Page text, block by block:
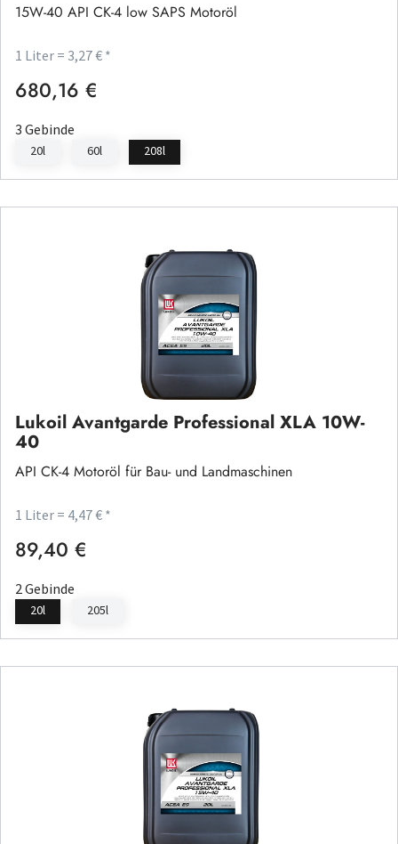
15W-40 API CK-4 low SAPS Motoröl
1 Liter = 3,27 € *
Regulärer Preis:
680,16 €
3 Gebinde
20l 60l 208l
Lukoil Avantgarde Professional XLA 10W-
40
API CK-4 Motoröl für Bau- und Landmaschinen
1 Liter = 4,47 € *
Regulärer Preis:
89,40 €
2 Gebinde
20l 205l